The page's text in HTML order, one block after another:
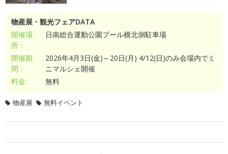
物産展・観光フェアDATA
開催場
所：
日南総合運動公園プール横北側駐車場
開催期
間：
2026年4月3日(金)～20日(月) 4/12(日)のみ会場内でミ
ニマルシェ開催
料金:
無料
物産展 無料イベント